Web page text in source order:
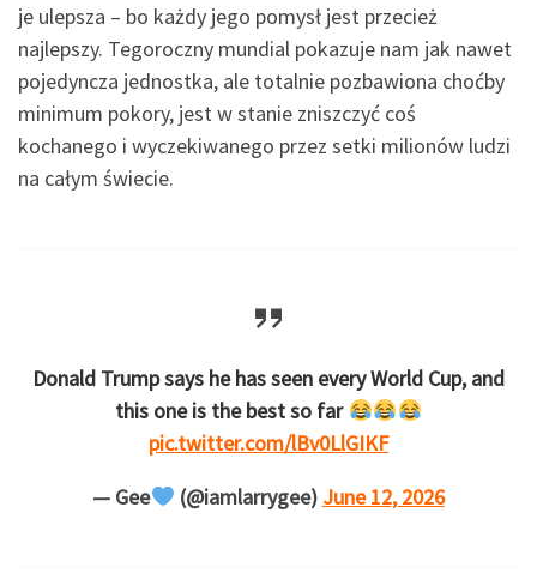
je ulepsza – bo każdy jego pomysł jest przecież
najlepszy. Tegoroczny mundial pokazuje nam jak nawet
pojedyncza jednostka, ale totalnie pozbawiona choćby
minimum pokory, jest w stanie zniszczyć coś
kochanego i wyczekiwanego przez setki milionów ludzi
na całym świecie.
Donald Trump says he has seen every World Cup, and
this one is the best so far
pic.twitter.com/lBv0LlGIKF
— Gee
(@iamlarrygee) June 12, 2026